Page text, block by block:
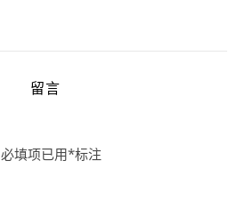
留言
必填项已用*标注